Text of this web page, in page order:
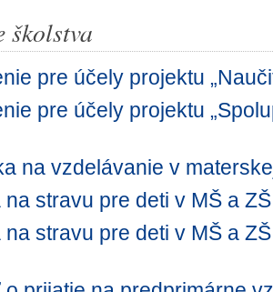
školstva
pre účely projektu
pre účely projektu
na vzdelávanie v
na stravu pre deti v MŠ a
na stravu pre deti v MŠ a